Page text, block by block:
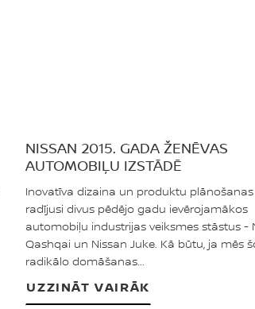
NISSAN 2015. GADA ŽENĒVAS
AUTOMOBIĻU IZSTĀDĒ
Inovatīva dizaina un produktu
radījusi divus pēdējo gadu ievērojamākos
automobiļu industrijas veiksmes stāstus -
Qashqai un Nissan Juke. Kā būtu, ja mēs
radikālo domāšanas...
UZZINĀT VAIRĀK